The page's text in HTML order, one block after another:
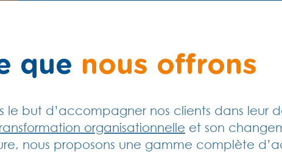
que nous offrons
le but d’accompagner nos clients dans leur
organisationnelle et son
nous proposons une gamme complète